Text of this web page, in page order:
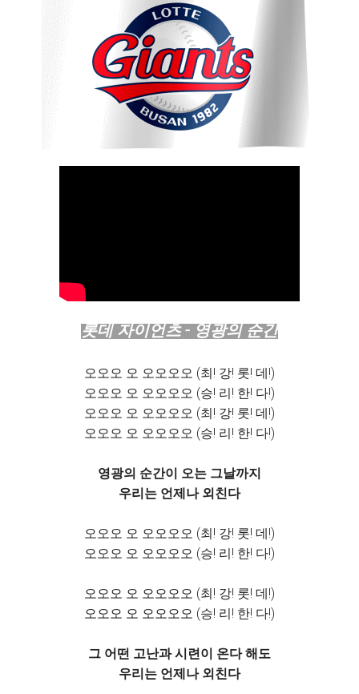
롯데 자이언츠 - 영광의 순간
오오오 오 오오오오 (최! 강! 롯! 데!)
오오오 오 오오오오 (승! 리! 한! 다!)
오오오 오 오오오오 (최! 강! 롯! 데!)
오오오 오 오오오오 (승! 리! 한! 다!)
영광의 순간이 오는 그날까지
우리는 언제나 외친다
오오오 오 오오오오 (최! 강! 롯! 데!)
오오오 오 오오오오 (승! 리! 한! 다!)
오오오 오 오오오오 (최! 강! 롯! 데!)
오오오 오 오오오오 (승! 리! 한! 다!)
그 어떤 고난과 시련이 온다 해도
우리는 언제나 외친다